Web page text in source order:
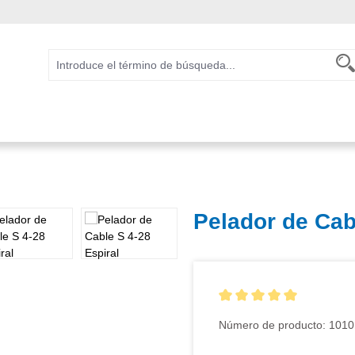
Pelador de
Número de producto: